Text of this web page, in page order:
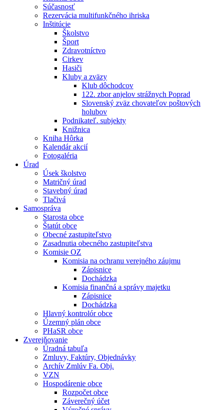
Súčasnosť
Rezervácia multifunkčného ihriska
Inštitúcie
Školstvo
Šport
Zdravotníctvo
Cirkev
Hasiči
Kluby a zväzy
Klub dôchodcov
122. zbor anjelov strážnych Poprad
Slovenský zväz chovateľov poštových
holubov
Podnikateľ. subjekty
Knižnica
Kniha Hôrka
Kalendár akcií
Fotogaléria
Úrad
Úsek školstvo
Matričný úrad
Stavebný úrad
Tlačivá
Samospráva
Starosta obce
Štatút obce
Obecné zastupiteľstvo
Zasadnutia obecného zastupiteľstva
Komisie OZ
Komisia na ochranu verejného záujmu
Zápisnice
Dochádzka
Komisia finančná a správy majetku
Zápisnice
Dochádzka
Hlavný kontrolór obce
Územný plán obce
PHaSR obce
Zverejňovanie
Úradná tabuľa
Zmluvy, Faktúry, Objednávky
Archív Zmlúv Fa. Obj.
VZN
Hospodárenie obce
Rozpočet obce
Záverečný účet